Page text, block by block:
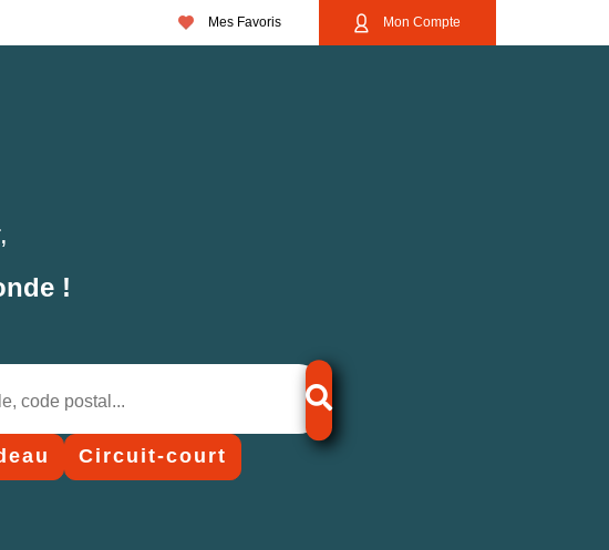
Mes Favoris Mon Compte
!
Circuit-court